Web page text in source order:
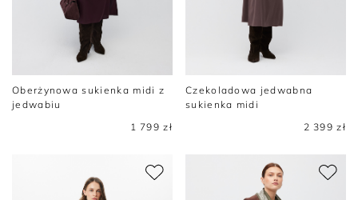
Oberżynowa sukienka midi z
jedwabiu
1 799 zł
Czekoladowa jedwabna
sukienka midi
2 399 zł